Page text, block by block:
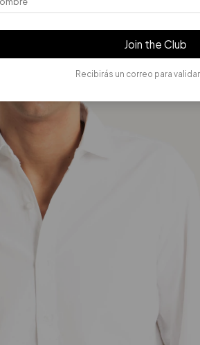
Join the Club
Recibirás un correo para